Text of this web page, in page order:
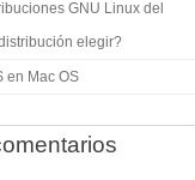
GNU Linux del
elegir?
en Mac OS